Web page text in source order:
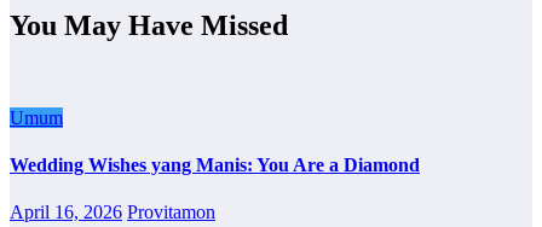
You May Have Missed
Umum
Wedding Wishes yang Manis: You Are a Diamond
April 16, 2026 Provitamon